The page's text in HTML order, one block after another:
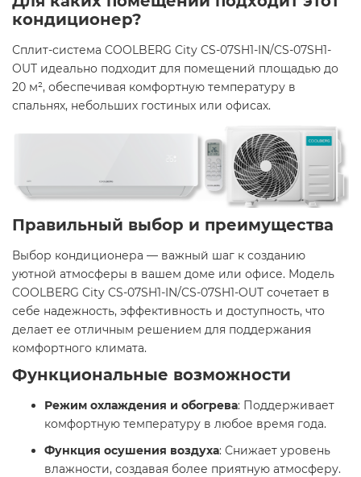
кондиционер?
Сплит-система COOLBERG City CS-07SH1-IN/CS-07SH1-
OUT идеально подходит для помещений площадью до
20 м², обеспечивая комфортную температуру в
спальнях, небольших гостиных или офисах.
Правильный выбор и преимущества
Выбор кондиционера — важный шаг к созданию
уютной атмосферы в вашем доме или офисе. Модель
COOLBERG City CS-07SH1-IN/CS-07SH1-OUT сочетает в
себе надежность, эффективность и доступность, что
делает ее отличным решением для поддержания
комфортного климата.​
Функциональные возможности
Режим охлаждения и обогрева: Поддерживает
комфортную температуру в любое время года.​
Функция осушения воздуха: Снижает уровень
влажности, создавая более приятную атмосферу.​